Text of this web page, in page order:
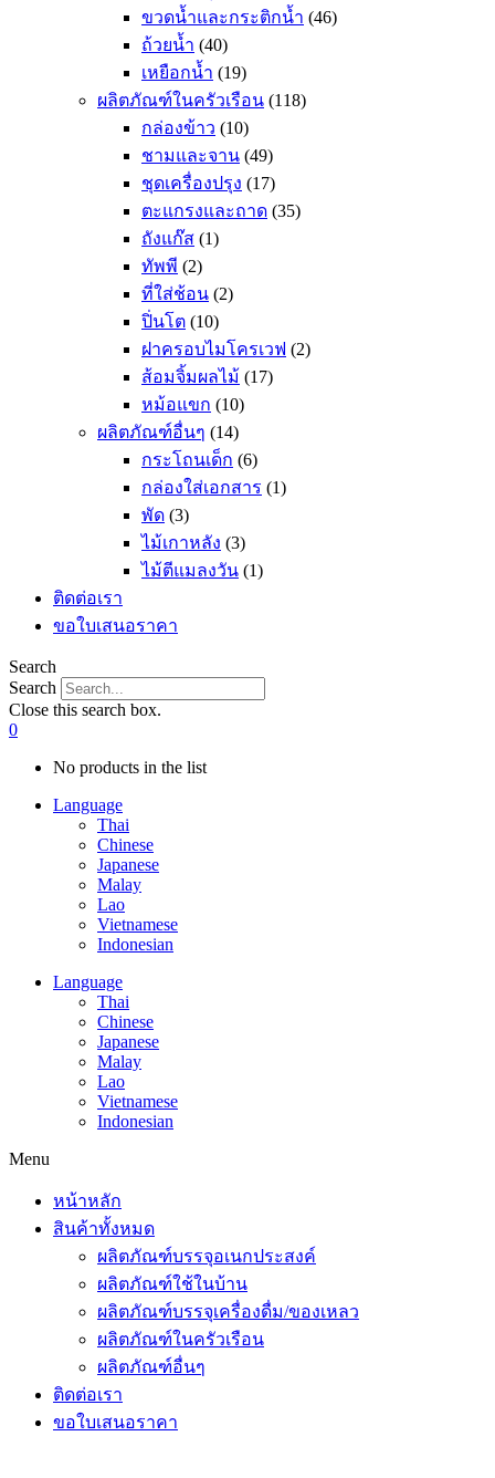
ขวดน้ำและกระติกน้ำ (46)
ถ้วยน้ำ (40)
เหยือกน้ำ (19)
ผลิตภัณฑ์ในครัวเรือน (118)
กล่องข้าว (10)
ชามและจาน (49)
ชุดเครื่องปรุง (17)
ตะแกรงและถาด (35)
ถังแก๊ส (1)
ทัพพี (2)
ที่ใส่ช้อน (2)
ปิ่นโต (10)
ฝาครอบไมโครเวฟ (2)
ส้อมจิ้มผลไม้ (17)
หม้อแขก (10)
ผลิตภัณฑ์อื่นๆ (14)
กระโถนเด็ก (6)
กล่องใส่เอกสาร (1)
พัด (3)
ไม้เกาหลัง (3)
ไม้ตีแมลงวัน (1)
ติดต่อเรา
ขอใบเสนอราคา
Search
Search
Close this search box.
0
No products in the list
Language
Thai
Chinese
Japanese
Malay
Lao
Vietnamese
Indonesian
Language
Thai
Chinese
Japanese
Malay
Lao
Vietnamese
Indonesian
Menu
หน้าหลัก
สินค้าทั้งหมด
ผลิตภัณฑ์บรรจุอเนกประสงค์
ผลิตภัณฑ์ใช้ในบ้าน
ผลิตภัณฑ์บรรจุเครื่องดื่ม/ของเหลว
ผลิตภัณฑ์ในครัวเรือน
ผลิตภัณฑ์อื่นๆ
ติดต่อเรา
ขอใบเสนอราคา